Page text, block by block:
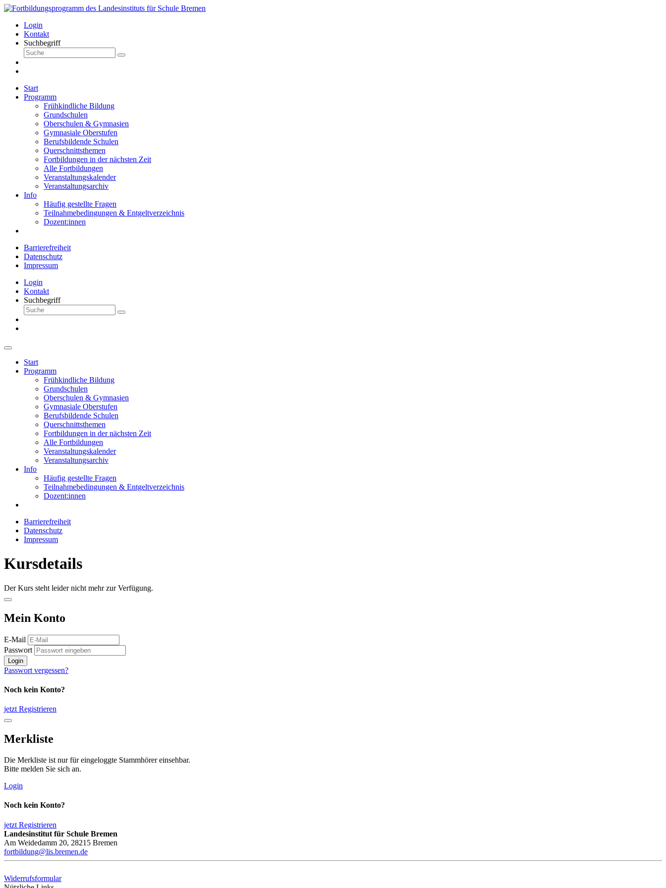
Login
Kontakt
Suchbegriff
Start
Programm
Frühkindliche Bildung
Grundschulen
Oberschulen & Gymnasien
Gymnasiale Oberstufen
Berufsbildende Schulen
Querschnittsthemen
Fortbildungen in der nächsten Zeit
Alle Fortbildungen
Veranstaltungskalender
Veranstaltungsarchiv
Info
Häufig gestellte Fragen
Teilnahmebedingungen & Entgeltverzeichnis
Dozent:innen
Barrierefreiheit
Datenschutz
Impressum
Login
Kontakt
Suchbegriff
Start
Programm
Frühkindliche Bildung
Grundschulen
Oberschulen & Gymnasien
Gymnasiale Oberstufen
Berufsbildende Schulen
Querschnittsthemen
Fortbildungen in der nächsten Zeit
Alle Fortbildungen
Veranstaltungskalender
Veranstaltungsarchiv
Info
Häufig gestellte Fragen
Teilnahmebedingungen & Entgeltverzeichnis
Dozent:innen
Barrierefreiheit
Datenschutz
Impressum
Kursdetails
Der Kurs steht leider nicht mehr zur Verfügung.
Mein Konto
E-Mail
Passwort
Login
Passwort vergessen?
Noch kein Konto?
jetzt Registrieren
Merkliste
Die Merkliste ist nur für eingeloggte Stammhörer einsehbar.
Bitte melden Sie sich an.
Login
Noch kein Konto?
jetzt Registrieren
Landesinstitut für Schule Bremen
Am Weidedamm 20, 28215 Bremen
fortbildung@lis.bremen.de
Widerrufsformular